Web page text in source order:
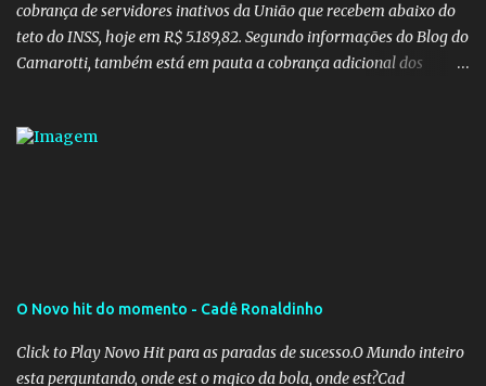
cobrança de servidores inativos da União que recebem abaixo do
teto do INSS, hoje em R$ 5.189,82. Segundo informações do Blog do
Camarotti, também está em pauta a cobrança adicional dos
aumentar o percentual de recolhimento para 14%. De acordo com
O Novo hit do momento - Cadê Ronaldinho
Click to Play Novo Hit para as paradas de sucesso.O Mundo inteiro
esta perguntando, onde est o mgico da bola, onde est?Cad